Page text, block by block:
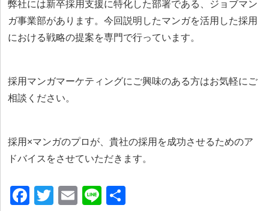
弊社には新卒採用支援に特化した部署である、ジョブマン
ガ事業部があります。今回説明したマンガを活用した採用
における戦略の提案を専門で行っています。
採用マンガマーケティングにご興味のある方はお気軽にご
相談ください。
採用×マンガのプロが、貴社の採用を成功させるためのア
ドバイスをさせていただきます。
Facebook
Twitter
Email
Line